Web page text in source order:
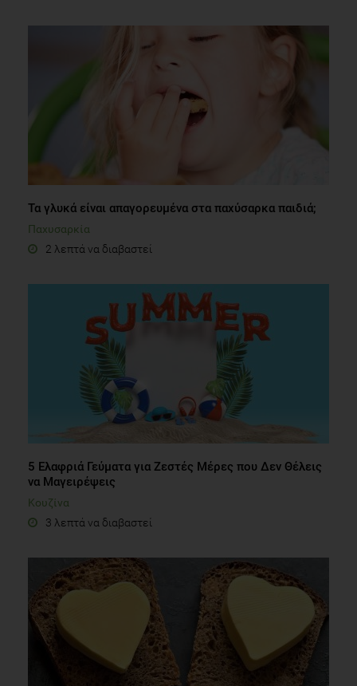
Τα γλυκά είναι απαγορευμένα στα παχύσαρκα παιδιά;
Παχυσαρκία
2 λεπτά να διαβαστεί
5 Ελαφριά Γεύματα για Ζεστές Μέρες που Δεν Θέλεις
να Μαγειρέψεις
Κουζίνα
3 λεπτά να διαβαστεί